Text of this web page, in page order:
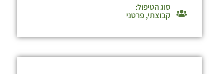
סוג הטיפול:
קבוצתי, פרטני